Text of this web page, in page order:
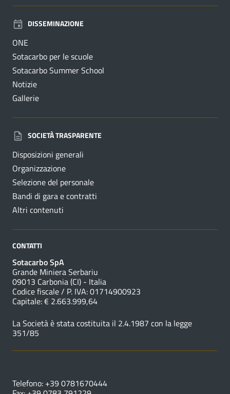
DISSEMINAZIONE
ONE
Sotacarbo per le scuole
Sotacarbo Summer School
Notizie
Gallerie
SOCIETÀ TRASPARENTE
Disposizioni generali
Organizzazione
Selezione del personale
Bandi di gara e contratti
Altri contenuti
CONTATTI
Sotacarbo SpA
Grande Miniera Serbariu
09013 Carbonia (CI) - Italia
Codice fiscale / P. IVA: 01714900923
Capitale: € 2.663.999,64
La Società è stata costituita il 2.4.1987 con la legge
351/85
Telefono: +39 0781670444